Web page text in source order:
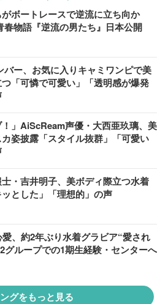
ボートレースで逆流に立ち向か
春物語『逆流の男たち』日本公開
バー、お気に入りキャミワンピで美
「可憐で可愛い」「透明感が爆発
！」AiScReam声優・大西亜玖璃、美
姿披露「スタイル抜群」「可愛い
・吉井明子、美ボディ際立つ水着
とした」「理想的」の声
、約2年ぶり水着グラビア“愛され
グループでの1期生経験・センターへ
グをもっと見る